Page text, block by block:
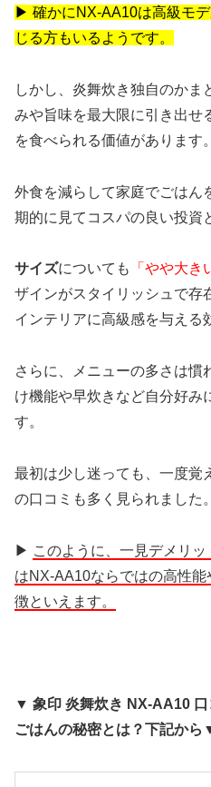
▶ 確かにNX-AA10は高級モ
じる方もいるようです。
しかし、炎舞炊き独自のか
みや旨味を最大限に引き出せ
を食べられる価値があります。
外食を減らして家庭でごはん
期的に見てコスパの良い投資
サイズについても 「やや大き
ザインがスタイリッシュで存
インテリアに高級感を与える
さらに、メニューの多さは慣
け機能や早炊きなど自分好み
す。
最初は少し迷っても、一度覚
の口コミも多く見られました。
▶ このように、一見デメリ
はNX-AA10ならではの高性
徴といえます。
▼ 象印 炎舞炊き NX-AA10
ごはんの秘密とは？下記から